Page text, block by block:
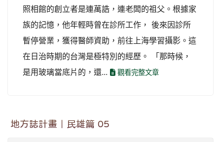
照相館的創立者是連萬誥，連老闆的祖父。根據家
族的記憶，他年輕時曾在診所工作， 後來因診所
暫停營業，獲得醫師資助，前往上海學習攝影。這
在日治時期的台灣是極特別的經歷。 「那時候，
是用玻璃當底片的，還...
觀看完整文章
地方誌計畫｜民雄篇 05